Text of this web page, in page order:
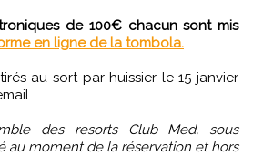
de 100€ chacun sont mis
en ligne de la tombola.
au sort par huissier le 15 janvier
des resorts Club Med, sous
au moment de la réservation et hors